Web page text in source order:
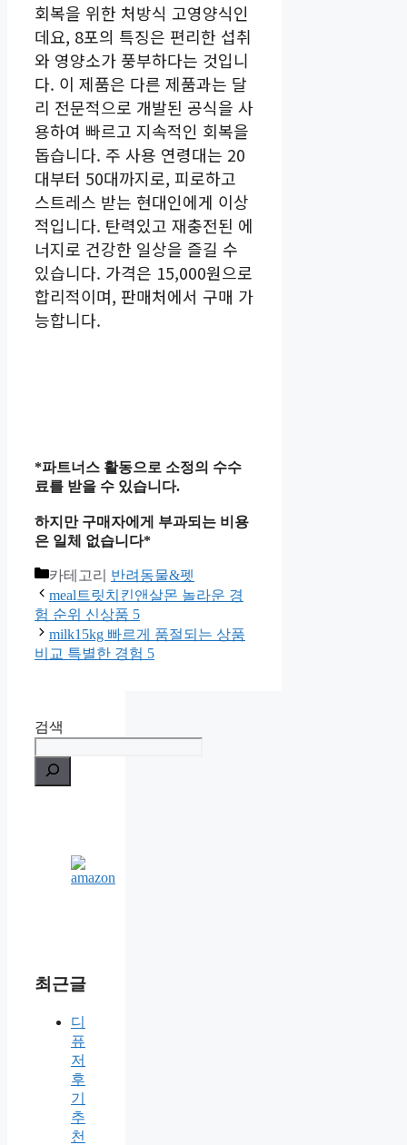
회복을 위한 처방식 고영양식인
데요, 8포의 특징은 편리한 섭취
와 영양소가 풍부하다는 것입니
다. 이 제품은 다른 제품과는 달
리 전문적으로 개발된 공식을 사
용하여 빠르고 지속적인 회복을
돕습니다. 주 사용 연령대는 20
대부터 50대까지로, 피로하고
스트레스 받는 현대인에게 이상
적입니다. 탄력있고 재충전된 에
너지로 건강한 일상을 즐길 수
있습니다. 가격은 15,000원으로
합리적이며, 판매처에서 구매 가
능합니다.
*파트너스 활동으로 소정의 수수
료를 받을 수 있습니다.
하지만 구매자에게 부과되는 비용
은 일체 없습니다*
카테고리 반려동물&펫
meal트릿치킨앤살몬 놀라운 경
험 순위 신상품 5
milk15kg 빠르게 품절되는 상품
비교 특별한 경험 5
검색
최근글
디
퓨
저
후
기
추
천